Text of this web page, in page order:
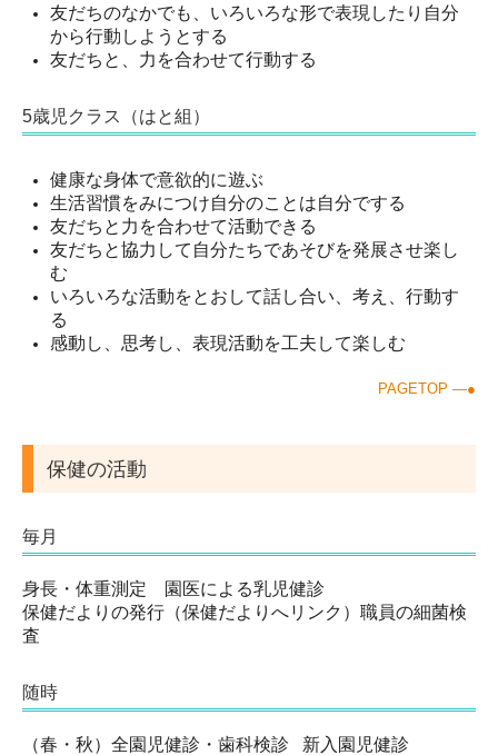
友だちのなかでも、いろいろな形で表現したり自分
から行動しようとする
友だちと、力を合わせて行動する
5歳児クラス（はと組）
健康な身体で意欲的に遊ぶ
生活習慣をみにつけ自分のことは自分でする
友だちと力を合わせて活動できる
友だちと協力して自分たちであそびを発展させ楽し
む
いろいろな活動をとおして話し合い、考え、行動す
る
感動し、思考し、表現活動を工夫して楽しむ
PAGETOP ―●
保健の活動
毎月
身長・体重測定 園医による乳児健診
保健だよりの発行（保健だよりへリンク）職員の細菌検
査
随時
（春・秋）全園児健診・歯科検診 新入園児健診